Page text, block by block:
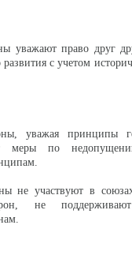
уважают право друг
развития с учетом
уважая принципы
меры по
не участвуют в
не